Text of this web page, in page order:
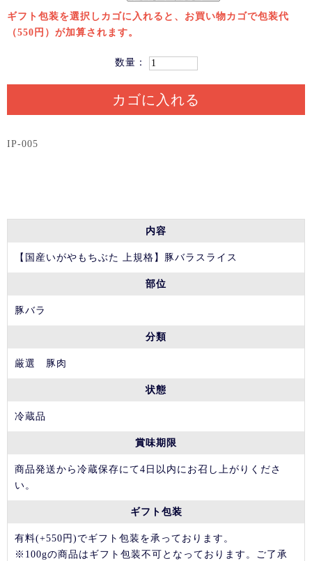
ギフト包装を選択しカゴに入れると、お買い物カゴで包装代
（550円）が加算されます。
数量：
カゴに入れる
IP-005
内容
【国産いがやもちぶた 上規格】豚バラスライス
部位
豚バラ
分類
厳選 豚肉
状態
冷蔵品
賞味期限
商品発送から冷蔵保存にて4日以内にお召し上がりくださ
い。
ギフト包装
有料(+550円)でギフト包装を承っております。
※100gの商品はギフト包装不可となっております。ご了承